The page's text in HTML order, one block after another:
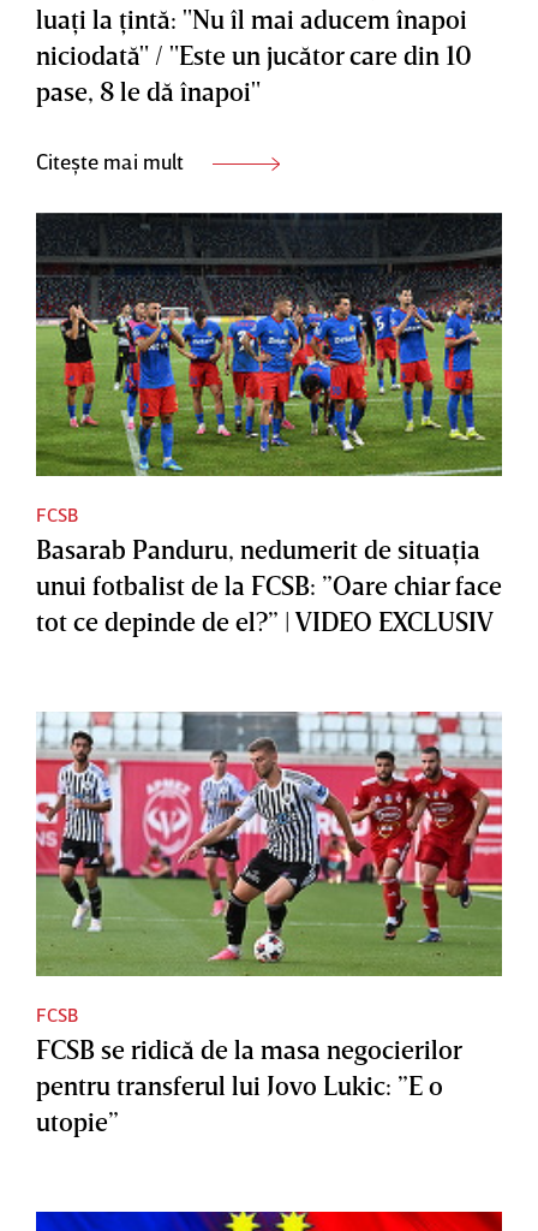
luaţi la ţintă: "Nu îl mai aducem înapoi
niciodată" / "Este un jucător care din 10
pase, 8 le dă înapoi"
Citește mai mult
FCSB
Basarab Panduru, nedumerit de situaţia
unui fotbalist de la FCSB: ”Oare chiar face
tot ce depinde de el?” | VIDEO EXCLUSIV
FCSB
FCSB se ridică de la masa negocierilor
pentru transferul lui Jovo Lukic: ”E o
utopie”